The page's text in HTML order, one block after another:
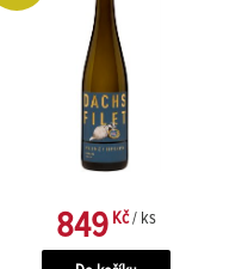
849Kč / ks